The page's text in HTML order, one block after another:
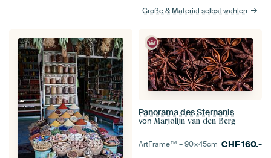
Größe & Material selbst wählen
Panorama des Sternanis
von Marjolijn van den Berg
ArtFrame™ –90×45cm CHF160.-